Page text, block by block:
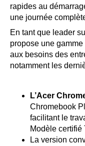
rapides au
une journée
En tant que leader
propose une
aux besoins des
notamment les
L’Acer
Chromebook
facilitant le
Modèle certifié
La version